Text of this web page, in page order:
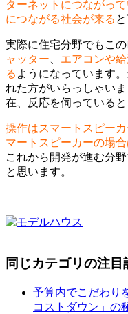
ターネットにつながっ
につながる社会が来る
実際に住宅分野でもこの
ャッター
エアコンや
る ようになっています
れた方がいらっしゃい
在、反応を伺っていると
操作はスマートスピー
マートスピーカーの場
これから開発が進む分
と思います。
同じカテゴリの注目
予算内でこだわり
コストダウン」の